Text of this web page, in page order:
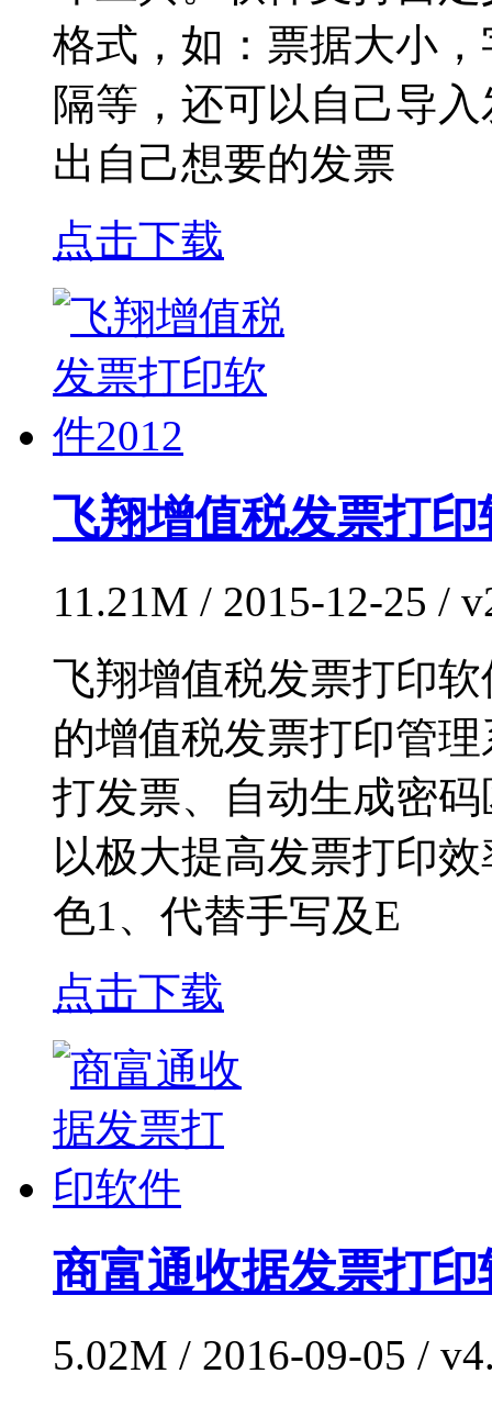
格式，如：票据大小
隔等，还可以自己导
出自己想要的发票
点击下载
飞翔增值税发票打印
11.21M / 2015-12-25 /
飞翔增值税发票打印
的增值税发票打印管
打发票、自动生成密
以极大提高发票打印
色1、代替手写及E
点击下载
商富通收据发票打印
5.02M / 2016-09-05 /